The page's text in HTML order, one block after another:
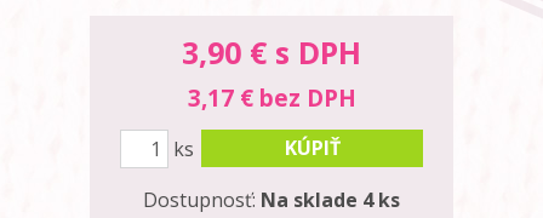
3,90 € s DPH
3,17 € bez DPH
ks
KÚPIŤ
Dostupnosť: Na sklade 4 ks